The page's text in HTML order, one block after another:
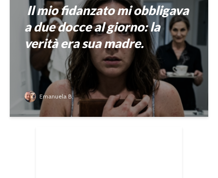
Il mio fidanzato mi obbligava
a due docce al giorno: la
verità era sua madre.
Emanuela B.